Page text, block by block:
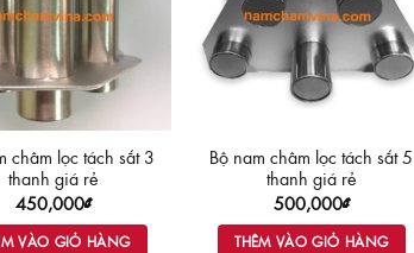
châm lọc tách sắt 3
thanh giá rẻ
450,000₫
VÀO GIỎ HÀNG
Bộ nam châm lọc tách sắt 5
thanh giá rẻ
500,000₫
THÊM VÀO GIỎ HÀNG